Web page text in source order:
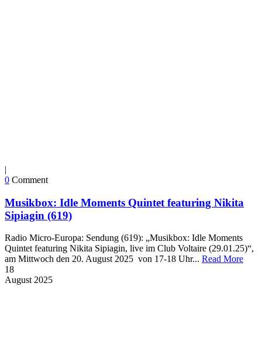
|
0 Comment
Musikbox: Idle Moments Quintet featuring Nikita
Sipiagin (619)
Radio Micro-Europa: Sendung (619): „Musikbox: Idle Moments
Quintet featuring Nikita Sipiagin, live im Club Voltaire (29.01.25)“,
am Mittwoch den 20. August 2025 von 17-18 Uhr... Read More
18
August 2025